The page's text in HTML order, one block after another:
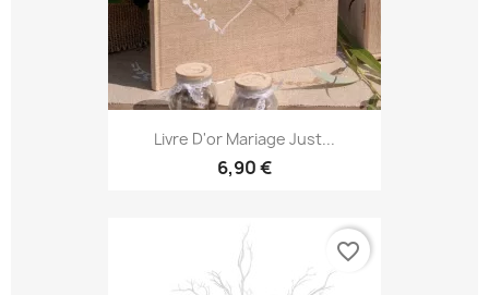
Livre D'or Mariage Just...
6,90 €
favorite_border